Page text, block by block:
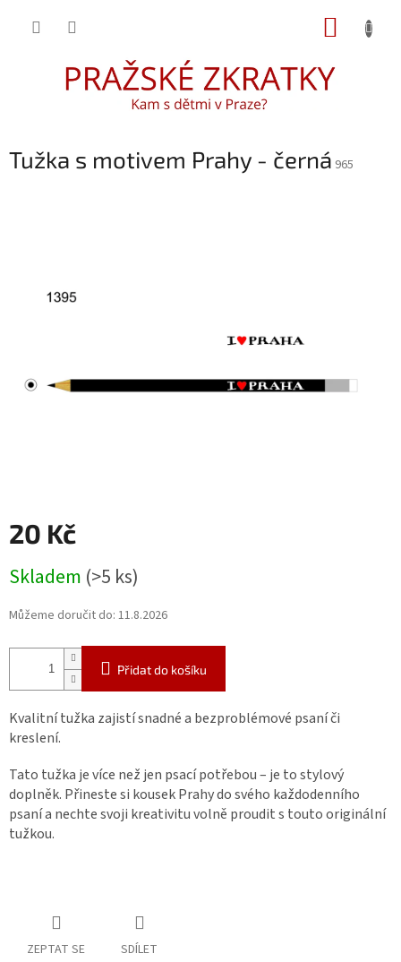
Tužka s motivem Prahy - černá 965
20 Kč
cena:
Skladem (>5 ks)
Můžeme doručit do: 11.8.2026
Přidat do košíku
Kvalitní tužka zajistí snadné a bezproblémové psaní či
kreslení.
Tato tužka je více než jen psací potřebou – je to stylový
doplněk. Přineste si kousek Prahy do svého každodenního
psaní a nechte svoji kreativitu volně proudit s touto originální
tužkou.
ZEPTAT SE SDÍLET